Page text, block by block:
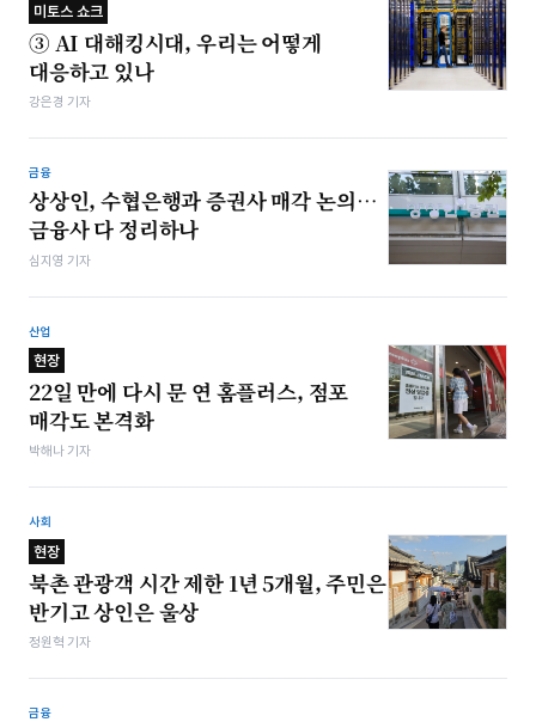
미토스 쇼크
③ AI 대해킹시대, 우리는 어떻게
대응하고 있나
강은경 기자
금융
상상인, 수협은행과 증권사 매각 논의…
금융사 다 정리하나
심지영 기자
산업
현장
22일 만에 다시 문 연 홈플러스, 점포
매각도 본격화
박해나 기자
사회
현장
북촌 관광객 시간 제한 1년 5개월, 주민은
반기고 상인은 울상
정원혁 기자
금융